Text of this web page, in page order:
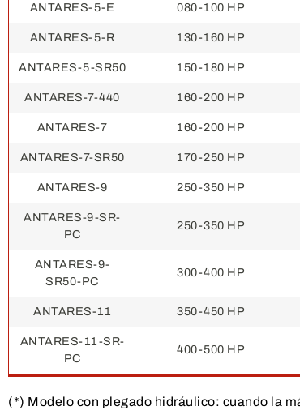
ANTARES-5-E 080-100 HP
ANTARES-5-R 130-160 HP
ANTARES-5-SR50 150-180 HP
ANTARES-7-440 160-200 HP
ANTARES-7 160-200 HP
ANTARES-7-SR50 170-250 HP
ANTARES-9 250-350 HP
ANTARES-9-SR-
PC
250-350 HP
ANTARES-9-
SR50-PC
300-400 HP
ANTARES-11 350-450 HP
ANTARES-11-SR-
PC
400-500 HP
(*) Modelo con plegado hidráulico: cuando la